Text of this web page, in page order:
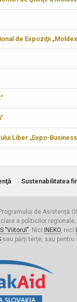
de Expoziţii
Liber „Expo-
Sustenabilitatea
de Asistență
a politicilor
"Viitorul". Nici INEKO, nici
sau părți terțe, sau pentru